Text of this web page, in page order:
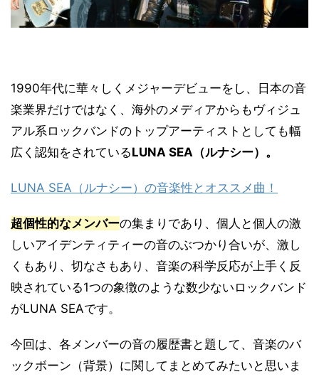
1990年代に華々しくメジャーデビューをし、日本の音
楽業界だけではなく、海外のメディアからもヴィジュ
アル系ロックバンドのトップアーティストとしても幅
広く認知をされているLUNA SEA（ルナシー）。
LUNA SEA（ルナシー）の音楽性とオススメ曲！
超個性的なメンバーの集まりであり、個人と個人の激
しいアイデンティティーの音のぶつかり合いが、激し
くもあり、切なさもあり、音楽の科学反応が上手く反
映されている1つの象徴のような数少ないロックバンド
がLUNA SEAです。
今回は、各メンバーの音の履歴書と題して、音楽のバ
ックボーン（背景）に関してまとめてみたいと思いま